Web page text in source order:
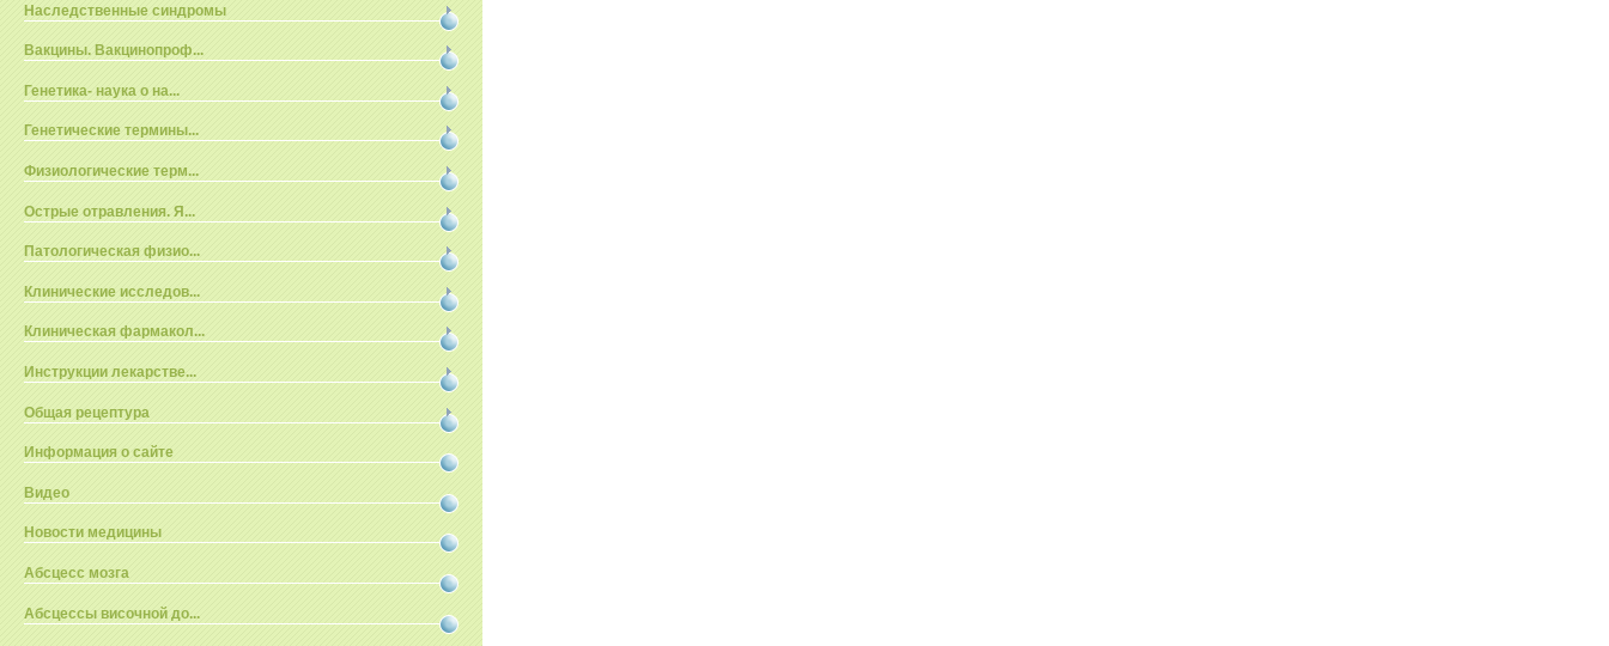
Наследственные синдромы
Вакцины. Вакцинопроф...
Генетика- наука о на...
Генетические термины...
Физиологические терм...
Острые отравления. Я...
Патологическая физио...
Клинические исследов...
Клиническая фармакол...
Инструкции лекарстве...
Общая рецептура
Информация о сайте
Видео
Новости медицины
Абсцесс мозга
Абсцессы височной до...